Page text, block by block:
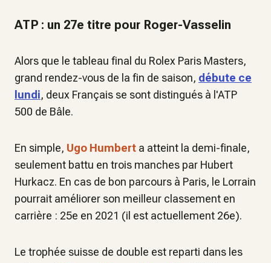
ATP : un 27e titre pour Roger-Vasselin
Alors que le tableau final du Rolex Paris Masters,
grand rendez-vous de la fin de saison, débute ce
lundi, deux Français se sont distingués à l'ATP
500 de Bâle.
En simple, Ugo Humbert a atteint la demi-finale,
seulement battu en trois manches par Hubert
Hurkacz. En cas de bon parcours à Paris, le Lorrain
pourrait améliorer son meilleur classement en
carrière : 25e en 2021 (il est actuellement 26e).
Le trophée suisse de double est reparti dans les